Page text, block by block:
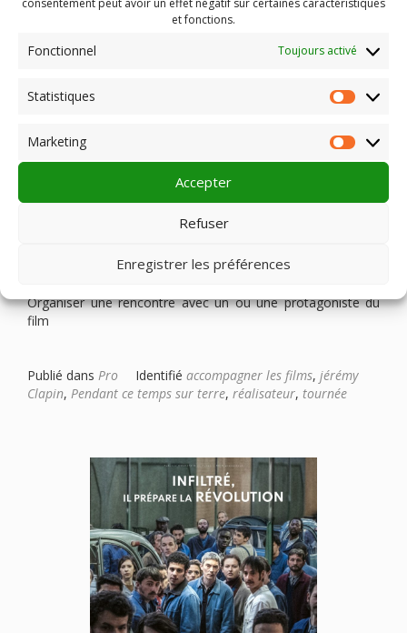
et fonctions.
Fonctionnel Toujours activé
Statistiques
Marketing
Accepter
Refuser
Enregistrer les préférences
Organiser une rencontre avec un ou une protagoniste du
film
Publié dans Pro Identifié accompagner les films, jérémy
Clapin, Pendant ce temps sur terre, réalisateur, tournée